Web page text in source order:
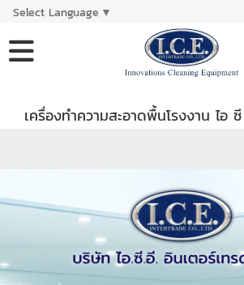
Select Language ▼
เครื่องทำความสะอาดพื้นโรงงาน ไอ